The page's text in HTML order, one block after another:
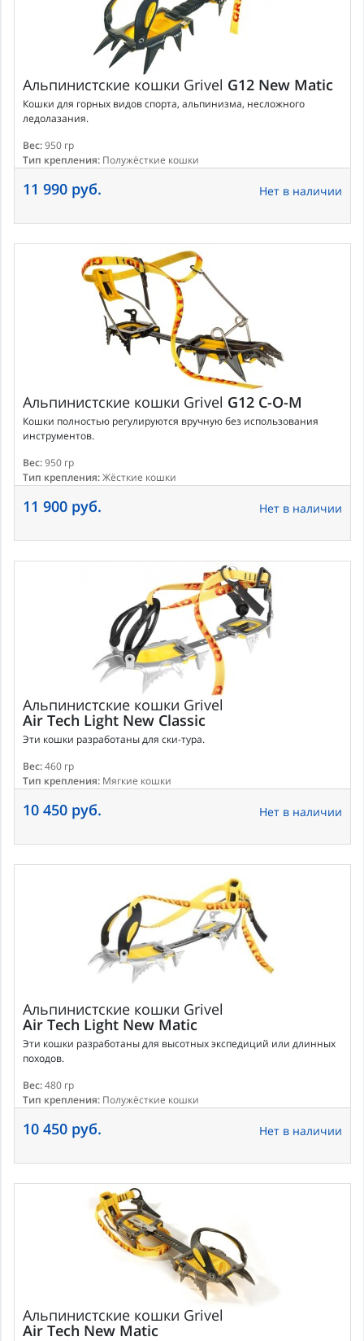
Альпинистские кошки Grivel G12 New Matic
Кошки для горных видов спорта, альпинизма, несложного
ледолазания.
Вес:950 гр
Тип крепления: Полужёсткие кошки
11 990 руб. Нет в наличии
Альпинистские кошки Grivel G12 C-O-M
Кошки полностью регулируются вручную без использования
инструментов.
Вес:950 гр
Тип крепления:Жёсткие кошки
11 900 руб. Нет в наличии
Альпинистские кошки Grivel
Air Tech Light New Classic
Эти кошки разработаны для ски-тура.
Вес:460 гр
Тип крепления: Мягкие кошки
10 450 руб. Нет в наличии
Альпинистские кошки Grivel
Air Tech Light New Matic
Эти кошки разработаны для высотных экспедиций или длинных
походов.
Вес:480 гр
Тип крепления: Полужёсткие кошки
10 450 руб. Нет в наличии
Альпинистские кошки Grivel
Air Tech New Matic